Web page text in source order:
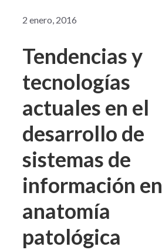
2 enero, 2016
Tendencias y
tecnologías
actuales en el
desarrollo de
sistemas de
información en
anatomía
patológica